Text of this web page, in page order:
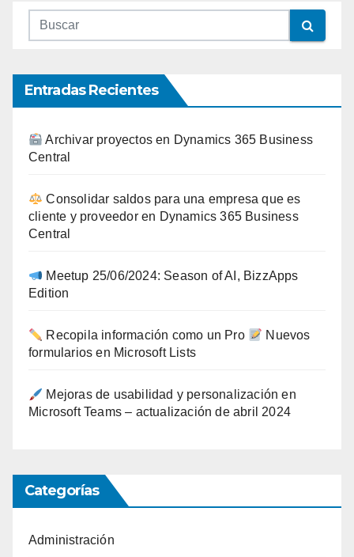
Entradas Recientes
Archivar proyectos en Dynamics 365 Business
Central
Consolidar saldos para una empresa que es
cliente y proveedor en Dynamics 365 Business
Central
Meetup 25/06/2024: Season of AI, BizzApps
Edition
Recopila información como un Pro
Nuevos
formularios en Microsoft Lists
Mejoras de usabilidad y personalización en
Microsoft Teams – actualización de abril 2024
Categorías
Administración